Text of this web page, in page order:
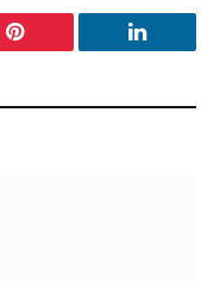
Pinterest LinkedIn